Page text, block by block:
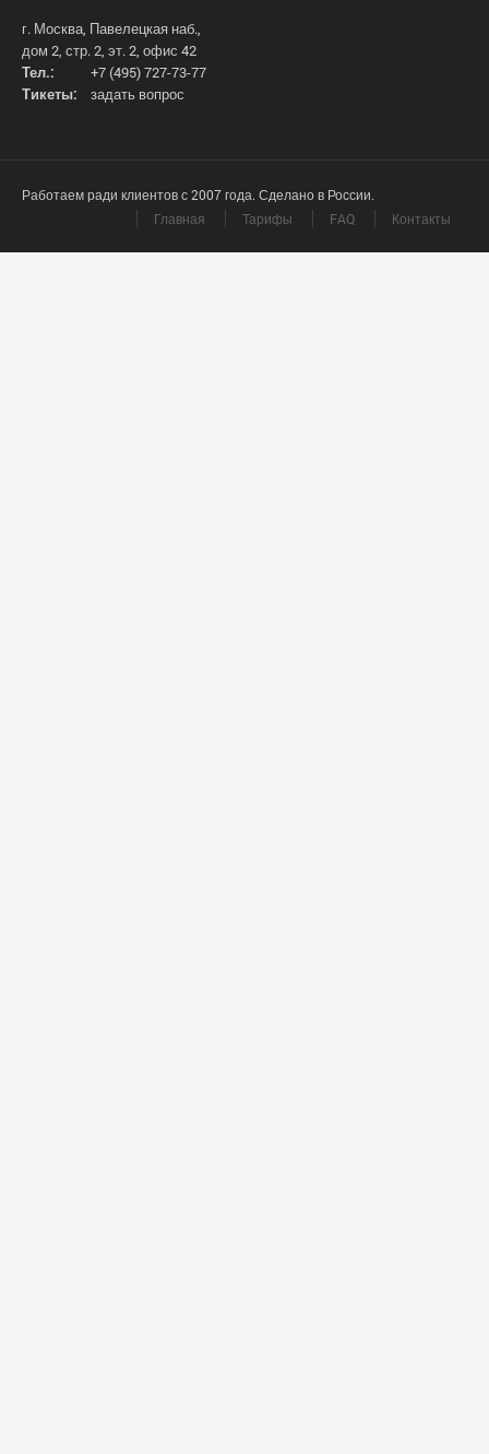
г. Москва, Павелецкая наб.,
дом 2, стр. 2, эт. 2, офис 42
Тел.:
+7 (495) 727-73-77
Тикеты:
задать вопрос
Работаем ради клиентов с 2007 года. Сделано в России.
Главная
Тарифы FAQ Контакты